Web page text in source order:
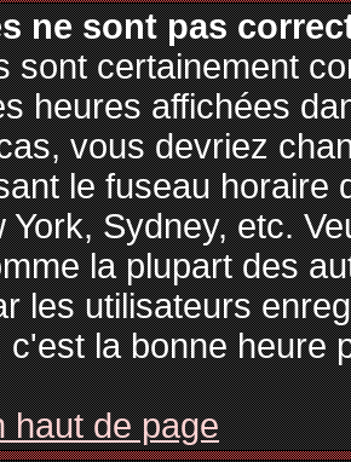
ne sont pas
sont certainement
heures affichées
vous devriez
le fuseau horaire
York, Sydney, etc.
la plupart des
les utilisateurs
c'est la bonne heure
haut de page